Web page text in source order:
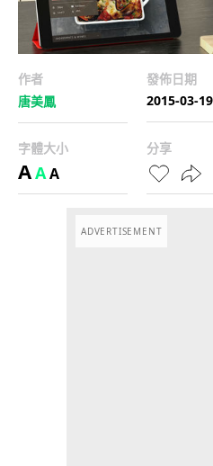
作者
唐美鳳
發佈日期
2015-03-19
字體大小
AAA
分享
ADVERTISEMENT